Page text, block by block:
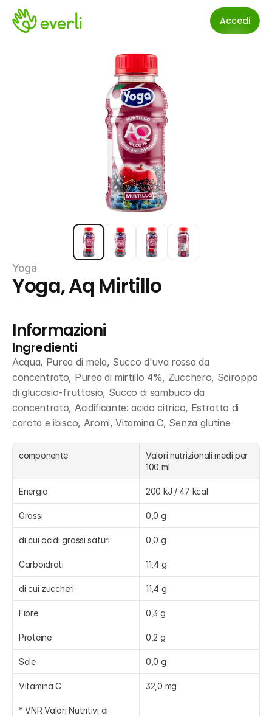
Accedi
Yoga
Yoga, Aq Mirtillo
Informazioni
Ingredienti
Acqua, Purea di mela, Succo d'uva rossa da
concentrato, Purea di mirtillo 4%, Zucchero, Sciroppo
di glucosio-fruttosio, Succo di sambuco da
concentrato, Acidificante: acido citrico, Estratto di
carota e ibisco, Aromi, Vitamina C, Senza glutine
componente
Valori nutrizionali medi per
100 ml
Energia 200 kJ / 47 kcal
Grassi 0,0 g
di cui acidi grassi saturi 0,0 g
Carboidrati 11,4 g
di cui zuccheri 11,4 g
Fibre 0,3 g
Proteine 0,2 g
Sale 0,0 g
Vitamina C 32,0 mg
* VNR Valori Nutritivi di